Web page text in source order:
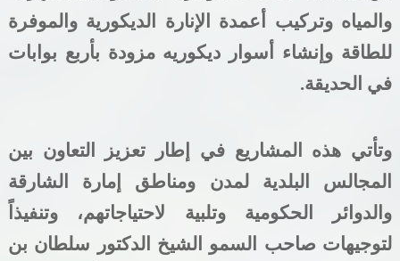
والمياه وتركيب أعمدة الإنارة الديكورية والموفرة
للطاقة وإنشاء أسوار ديكوريه مزودة بأربع بوابات
في الحديقة.
وتأتي هذه المشاريع في إطار
تعزيز التعاون بين
المجالس البلدية لمدن ومناطق إمارة الشارقة
والدوائر الحكومية وتلبية لاحتياجاتهم، وتنفيذاً
لتوجيهات صاحب السمو
الشيخ الدكتور سلطان بن